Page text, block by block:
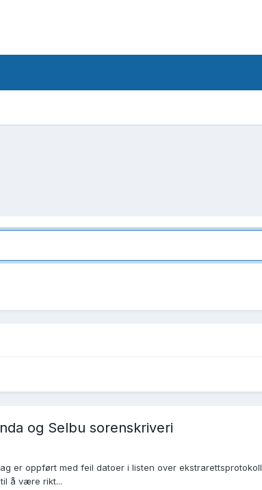
og Selbu sorenskriveri
er oppført med feil datoer i listen over
til å være rikt...